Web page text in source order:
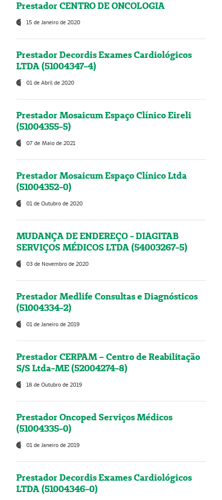
Prestador CENTRO DE ONCOLOGIA
15 de Janeiro de 2020
Prestador Decordis Exames Cardiológicos
LTDA (51004347-4)
01 de Abril de 2020
Prestador Mosaicum Espaço Clínico Eireli
(51004355-5)
07 de Maio de 2021
Prestador Mosaicum Espaço Clínico Ltda
(51004352-0)
01 de Outubro de 2020
MUDANÇA DE ENDEREÇO - DIAGITAB
SERVIÇOS MÉDICOS LTDA (54003267-5)
03 de Novembro de 2020
Prestador Medlife Consultas e Diagnósticos
(51004334-2)
01 de Janeiro de 2019
Prestador CERPAM – Centro de Reabilitação
S/S Ltda-ME (52004274-8)
18 de Outubro de 2019
Prestador Oncoped Serviços Médicos
(51004335-0)
01 de Janeiro de 2019
Prestador Decordis Exames Cardiológicos
LTDA (51004346-0)